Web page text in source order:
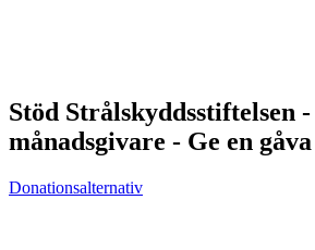
Stöd Strålskyddsstiftelsen
månadsgivare - Ge en gåva
Donationsalternativ